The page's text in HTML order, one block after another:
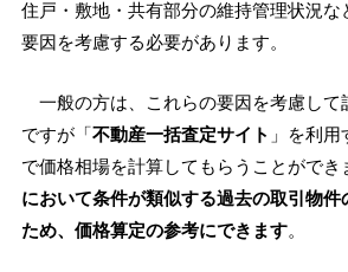
住戸・敷地・共有部分の維持管理状況な
要因を考慮する必要があります。
一般の方は、これらの要因を考慮し
ですが「不動産一括査定サイト 」を利
で価格相場を計算してもらうことができ
において条件が類似する過去の取引物
ため、価格算定の参考にできます。